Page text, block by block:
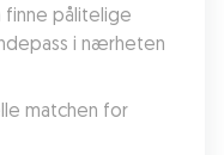
finne pålitelige
i nærheten
matchen for